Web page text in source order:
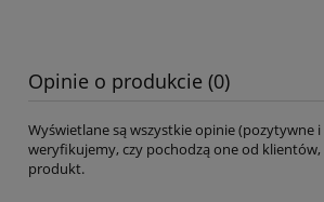
Opinie o produkcie (0)
Wyświetlane są wszystkie opinie (pozytywne
weryfikujemy, czy pochodzą one od
produkt.